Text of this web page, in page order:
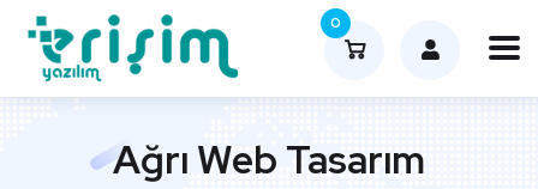
0
Ağrı Web Tasarım